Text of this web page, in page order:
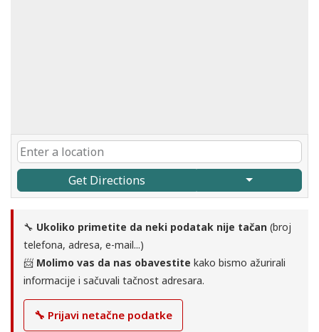
Get Directions
🔧 Ukoliko primetite da neki podatak nije tačan (broj
telefona, adresa, e-mail...)
📨 Molimo vas da nas obavestite kako bismo ažurirali
informacije i sačuvali tačnost adresara.
🔧 Prijavi netačne podatke